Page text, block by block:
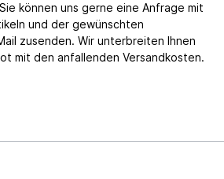
können uns gerne eine Anfrage mit
und der gewünschten
zusenden. Wir unterbreiten Ihnen
mit den anfallenden Versandkosten.